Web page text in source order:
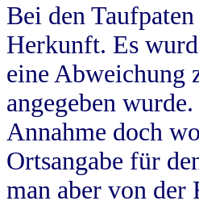
Bei den
Herkunft. Es
eine Abweichung
angegeben
Annahme doch
Ortsangabe für
man aber von der